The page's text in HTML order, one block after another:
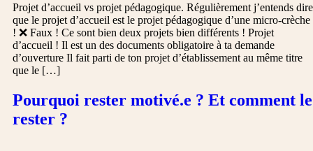
Projet d’accueil vs projet pédagogique. Régulièrement j’entends dire
que le projet d’accueil est le projet pédagogique d’une micro-crèche
! ❌ Faux ! Ce sont bien deux projets bien différents ! Projet
d’accueil ! Il est un des documents obligatoire à ta demande
d’ouverture Il fait parti de ton projet d’établissement au même titre
que le […]
Pourquoi rester motivé.e ? Et comment le
rester ?